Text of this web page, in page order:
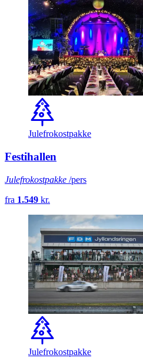
Julefrokostpakke
Festihallen
Julefrokostpakke /pers
fra 1.549 kr.
Julefrokostpakke